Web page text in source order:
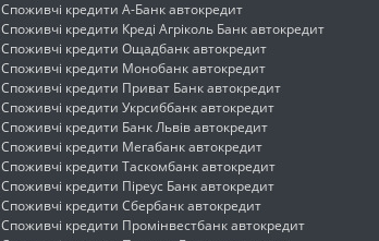
Споживчі кредити А-Банк автокредит
Споживчі кредити Креді Агріколь Банк автокредит
Споживчі кредити Ощадбанк автокредит
Споживчі кредити Монобанк автокредит
Споживчі кредити Приват Банк автокредит
Споживчі кредити Укрсиббанк автокредит
Споживчі кредити Банк Львів автокредит
Споживчі кредити Мегабанк автокредит
Споживчі кредити Таскомбанк автокредит
Споживчі кредити Піреус Банк автокредит
Споживчі кредити Сбербанк автокредит
Споживчі кредити Промінвестбанк автокредит